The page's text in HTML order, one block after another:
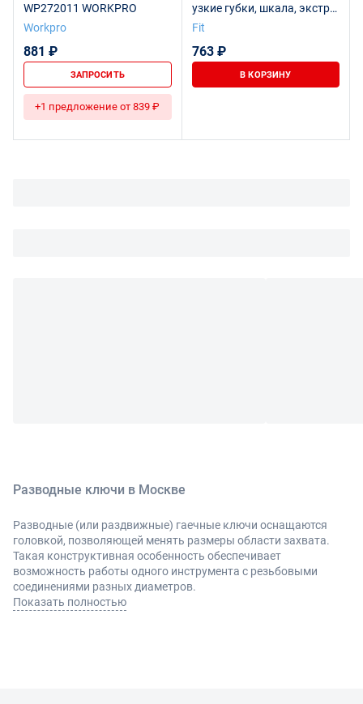
WP272011 WORKPRO
Workpro
881 ₽
ЗАПРОСИТЬ
+1 предложение от 839 ₽
узкие губки, шкала, экстра
увелич.захват, прорезин.
Fit
763 ₽
В КОРЗИНУ
Разводные ключи в Москве
Разводные (или раздвижные) гаечные ключи оснащаются
головкой, позволяющей менять размеры области захвата.
Такая конструктивная особенность обеспечивает
возможность работы одного инструмента с резьбовыми
соединениями разных диаметров.
Разводные ключи обычно изготавливают из углеродистой
Показать полностью